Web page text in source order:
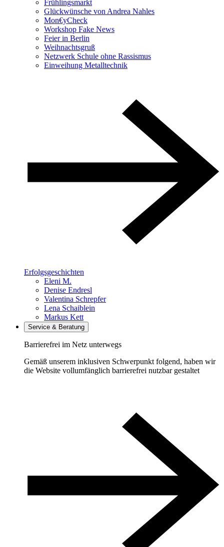
Frühlingsmarkt
Glückwünsche von Andrea Nahles
Mon€yCheck
Workshop Fake News
Feier in Berlin
Weihnachtsgruß
Netzwerk Schule ohne Rassismus
Einweihung Metalltechnik
Erfolgsgeschichten
Eleni M.
Denise Endresl
Valentina Schrepfer
Lena Schaiblein
Markus Kett
Service & Beratung
Barrierefrei im Netz unterwegs
Gemäß unserem inklusiven Schwerpunkt folgend, haben wir
die Website vollumfänglich barrierefrei nutzbar gestaltet